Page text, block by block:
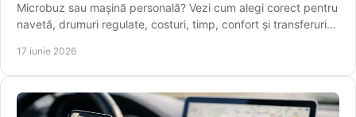
Microbuz sau mașină personală? Vezi cum alegi corect pentru
navetă, drumuri regulate, costuri, timp, confort și transferuri
17 iunie 2026